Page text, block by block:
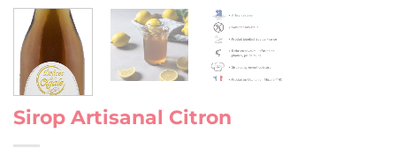
Sirop Artisanal Citron